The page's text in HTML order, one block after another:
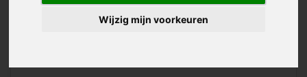
Wijzig mijn voorkeuren